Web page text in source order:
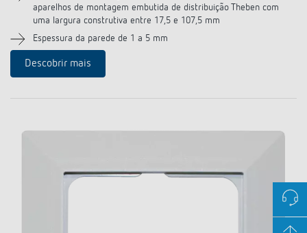
aparelhos de montagem embutida de distribuição Theben com
uma largura construtiva entre 17,5 e 107,5 mm
Espessura da parede de 1 a 5 mm
Descobrir mais